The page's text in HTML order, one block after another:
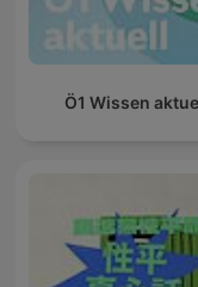
Ö1 Wissen